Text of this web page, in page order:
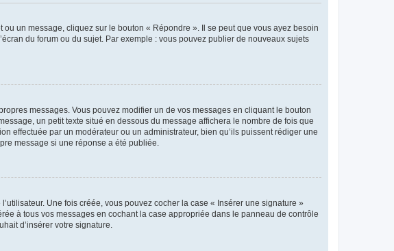
un message, cliquez sur le bouton « Répondre ». Il se peut que vous ayez besoin
du forum ou du sujet. Par exemple : vous pouvez publier de nouveaux sujets
messages. Vous pouvez modifier un de vos messages en cliquant le bouton
un petit texte situé en dessous du message affichera le nombre de fois que
effectuée par un modérateur ou un administrateur, bien qu’ils puissent rédiger une
message si une réponse a été publiée.
Une fois créée, vous pouvez cocher la case « Insérer une signature »
à tous vos messages en cochant la case appropriée dans le panneau de contrôle
d’insérer votre signature.